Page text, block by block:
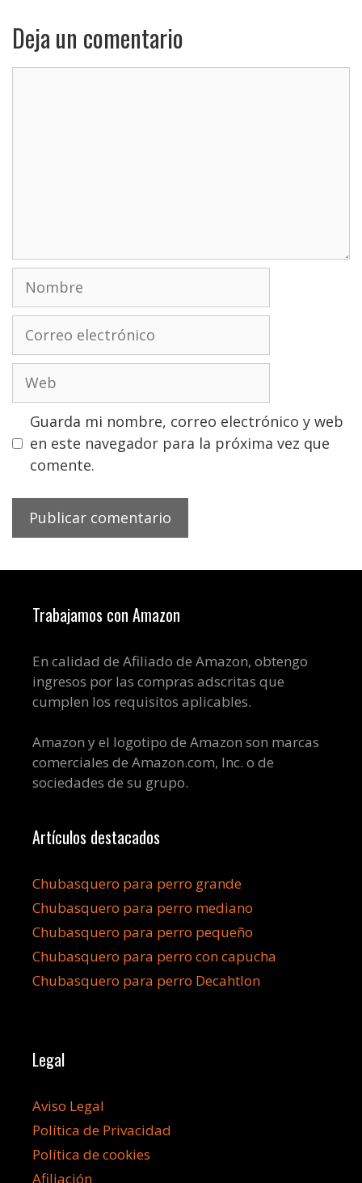
Deja un comentario
Nombre
electrónico
Guarda mi nombre, correo electrónico y web
en este navegador para la próxima vez que
comente.
Trabajamos con Amazon
En calidad de Afiliado de Amazon, obtengo
ingresos por las compras adscritas que
cumplen los requisitos aplicables.
Amazon y el logotipo de Amazon son marcas
comerciales de Amazon.com, Inc. o de
sociedades de su grupo.
Artículos destacados
Chubasquero para perro grande
Chubasquero para perro mediano
Chubasquero para perro pequeño
Chubasquero para perro con capucha
Chubasquero para perro Decahtlon
Legal
Aviso Legal
Política de Privacidad
Política de cookies
Afiliación